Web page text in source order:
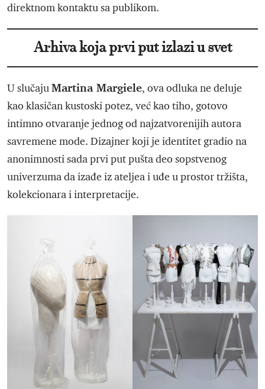
direktnom kontaktu sa publikom.
Arhiva koja prvi put izlazi u svet
U slučajuMartina Margiele, ova odluka ne deluje
kao klasičan kustoski potez, već kao tiho, gotovo
intimno otvaranje jednog od najzatvorenijih autora
savremene mode. Dizajner koji je identitet gradio na
anonimnosti sada prvi put pušta deo sopstvenog
univerzuma da izađe iz ateljea i uđe u prostor tržišta,
kolekcionara i interpretacije.